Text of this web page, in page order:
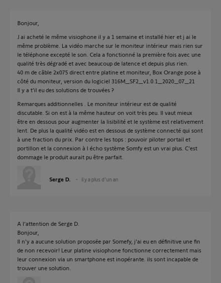
Bonjour,
J ai acheté le même visiophone il y a 1 semaine et installé hier et j ai le
même problème. La vidéo marche sur le moniteur intérieur mais rien sur
le téléphone excepté le son. Cela a fonctionné la première fois avec une
qualité très dégradé et avec beaucoup de latence et depuis plus rien.
40 m de câble 2x075 direct entre platine et moniteur, Box Orange pose à
côté du moniteur, version du logiciel 316M_SF2_v1.0.1_2020_07_21
Il y a t’il eu des solutions de trouvées ?
Remarques additionnelles . Le moniteur intérieur est de qualité
discutable. Si on est à la même hauteur on voit très peu. Il vaut mieux
être en dessous pour augmenter la lisibilité et le système est relativement
lent. De plus la qualité vidéo est en dessous de système connecté qui sont
à une fraction du prix. Par contre les tops : pouvoir piloter portail et
portillon et la connexion à l écho système Somfy est un vrai plus. C’est
dommage le produit aurait pu être parfait.
Serge D. il y a plus d'un an
A l'attention de Serge D.
Bonjour,
Il n'y a aucune solution proposée par Somefy, j'ai eu en définitive une fin
de non recevoir! Leur platine visiophone fonctionne correctement mais
leur connexion via un smartphone est inopérante. ils sont incapable de
trouver une solution.